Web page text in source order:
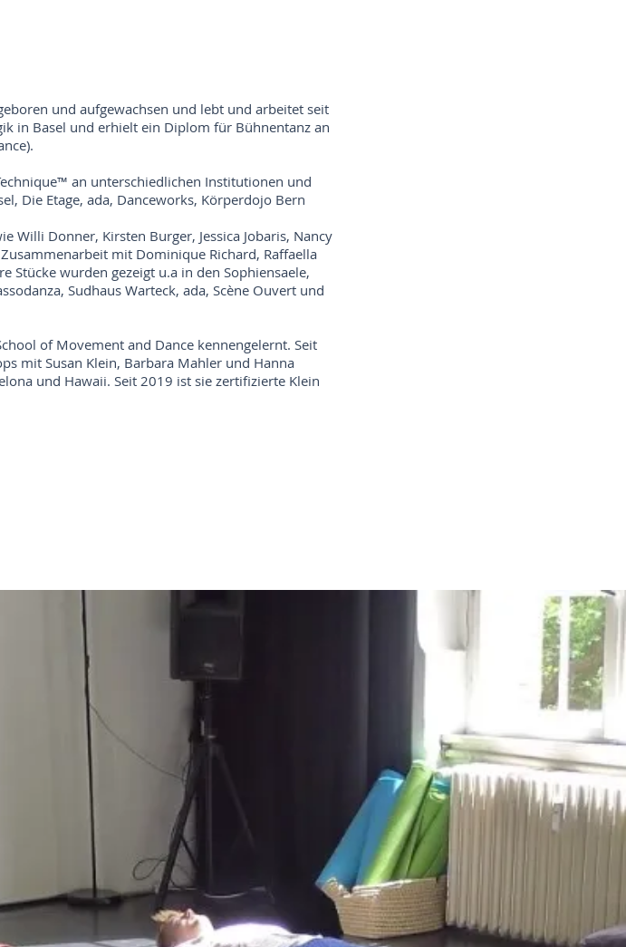
und aufgewachsen und lebt und arbeitet seit
in Basel und erhielt ein Diplom für Bühnentanz an
an unterschiedlichen Institutionen und
Die Etage, ada, Danceworks, Körperdojo Bern
Willi Donner, Kirsten Burger, Jessica Jobaris, Nancy
mit Dominique Richard, Raffaella
Stücke wurden gezeigt u.a in den Sophiensaele,
Sudhaus Warteck, ada, Scène Ouvert und
of Movement and Dance kennengelernt. Seit
mit Susan Klein, Barbara Mahler und Hanna
und Hawaii. Seit 2019 ist sie zertifizierte Klein